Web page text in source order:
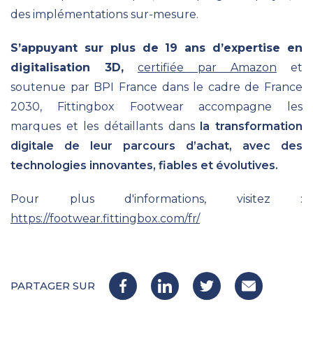
des implémentations sur-mesure.
S’appuyant sur plus de 19 ans d’expertise en
digitalisation 3D,
certifiée par Amazon et
soutenue par BPI France dans le cadre de France
2030, Fittingbox Footwear accompagne les
marques et les détaillants dans la transformation
digitale de leur parcours d’achat, avec des
technologies innovantes, fiables et évolutives.
Pour plus d'informations, visitez :
https://footwear.fittingbox.com/fr/
PARTAGER SUR